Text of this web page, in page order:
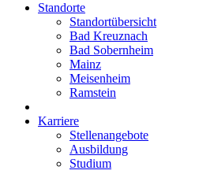
Standorte
Standortübersicht
Bad Kreuznach
Bad Sobernheim
Mainz
Meisenheim
Ramstein
Karriere
Stellenangebote
Ausbildung
Studium